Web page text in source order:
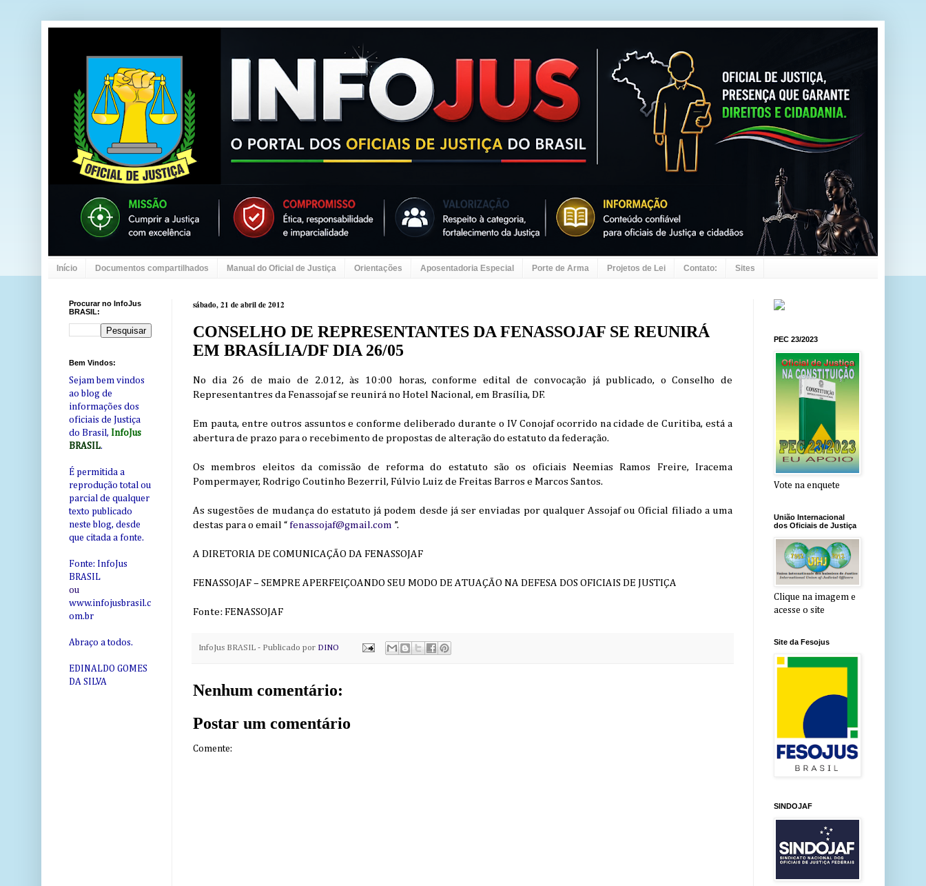
Início Documentos compartilhados Manual do Oficial de Justiça Orientações Aposentadoria Especial Porte de Arma Projetos de Lei Contato: Sites
sábado, 21 de abril de 2012
CONSELHO DE REPRESENTANTES DA FENASSOJAF SE REUNIRÁ
EM BRASÍLIA/DF DIA 26/05
No dia 26 de maio de 2.012, às 10:00 horas, conforme edital de convocação já publicado, o Conselho de
Representantres da Fenassojaf se reunirá no Hotel Nacional, em Brasília, DF.
Em pauta, entre outros assuntos e conforme deliberado durante o IV Conojaf ocorrido na cidade de Curitiba, está a
abertura de prazo para o recebimento de propostas de alteração do estatuto da federação.
Os membros eleitos da comissão de reforma do estatuto são os oficiais Neemias Ramos Freire, Iracema
Pompermayer, Rodrigo Coutinho Bezerril, Fúlvio Luiz de Freitas Barros e Marcos Santos.
As sugestões de mudança do estatuto já podem desde já ser enviadas por qualquer Assojaf ou Oficial filiado a uma
destas para o email “ fenassojaf@gmail.com ”.
A DIRETORIA DE COMUNICAÇÃO DA FENASSOJAF
FENASSOJAF – SEMPRE APERFEIÇOANDO SEU MODO DE ATUAÇÃO NA DEFESA DOS OFICIAIS DE JUSTIÇA
Fonte: FENASSOJAF
InfoJus BRASIL - Publicado por DINO
Nenhum comentário:
Postar um comentário
Comente:
Procurar no InfoJus
BRASIL:
Bem Vindos:
Sejam bem vindos
ao blog de
informações dos
oficiais de Justiça
do Brasil, InfoJus
BRASIL.
É permitida a
reprodução total ou
parcial de qualquer
texto publicado
neste blog, desde
que citada a fonte.
Fonte: InfoJus
BRASIL
ou
www.infojusbrasil.c
om.br
Abraço a todos.
EDINALDO GOMES
DA SILVA
PEC 23/2023
Vote na enquete
União Internacional
dos Oficiais de Justiça
Clique na imagem e
acesse o site
Site da Fesojus
SINDOJAF